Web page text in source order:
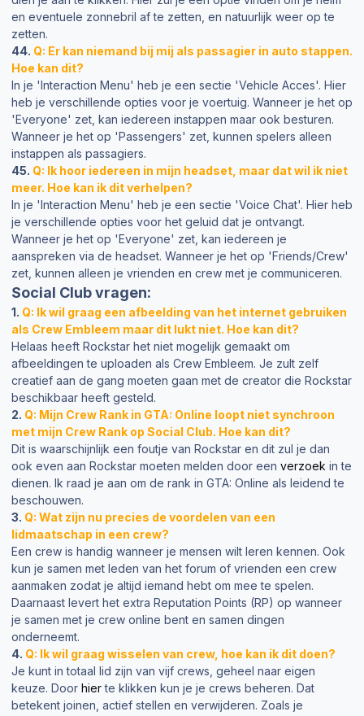
en eventuele zonnebril af te zetten, en natuurlijk weer op te
zetten.
44. Q: Er kan niemand bij mij als passagier in auto stappen.
Hoe kan dit?
In je 'Interaction Menu' heb je een sectie 'Vehicle Acces'. Hier
heb je verschillende opties voor je voertuig. Wanneer je het op
'Everyone' zet, kan iedereen instappen maar ook besturen.
Wanneer je het op 'Passengers' zet, kunnen spelers alleen
instappen als passagiers.
45. Q: Ik hoor iedereen in mijn headset, maar dat wil ik niet
meer. Hoe kan ik dit verhelpen?
In je 'Interaction Menu' heb je een sectie 'Voice Chat'. Hier heb
je verschillende opties voor het geluid dat je ontvangt.
Wanneer je het op 'Everyone' zet, kan iedereen je
aanspreken via de headset. Wanneer je het op 'Friends/Crew'
zet, kunnen alleen je vrienden en crew met je communiceren.
Social Club vragen:
1. Q: Ik wil graag een afbeelding van het internet gebruiken
als Crew Embleem maar dit lukt niet. Hoe kan dit?
Helaas heeft Rockstar het niet mogelijk gemaakt om
afbeeldingen te uploaden als Crew Embleem. Je zult zelf
creatief aan de gang moeten gaan met de creator die Rockstar
beschikbaar heeft gesteld.
2. Q: Mijn Crew Rank in GTA: Online loopt niet synchroon
met mijn Crew Rank op Social Club. Hoe kan dit?
Dit is waarschijnlijk een foutje van Rockstar en dit zul je dan
ook even aan Rockstar moeten melden door een verzoek in te
dienen. Ik raad je aan om de rank in GTA: Online als leidend te
beschouwen.
3. Q: Wat zijn nu precies de voordelen van een
lidmaatschap in een crew?
Een crew is handig wanneer je mensen wilt leren kennen. Ook
kun je samen met leden van het forum of vrienden een crew
aanmaken zodat je altijd iemand hebt om mee te spelen.
Daarnaast levert het extra Reputation Points (RP) op wanneer
je samen met je crew online bent en samen dingen
onderneemt.
4. Q: Ik wil graag wisselen van crew, hoe kan ik dit doen?
Je kunt in totaal lid zijn van vijf crews, geheel naar eigen
keuze. Door hierte klikken kun je je crews beheren. Dat
betekent joinen, actief stellen en verwijderen. Zoals je